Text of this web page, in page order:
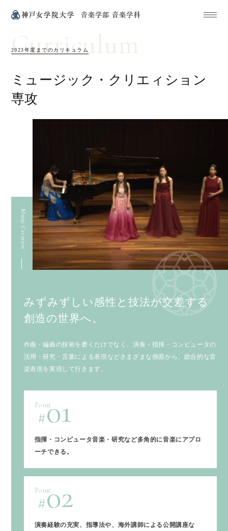
Curriculum
2023年度までのカリキュラム
ミュージック・ クリエィション
専攻
Music Creation
みずみずしい感性と技法が交差する
創造の世界へ。
作曲・編曲の技術を磨くだけでなく、演奏・指揮・コンピュータの
活用・研究・言葉による表現などさまざまな側面から、総合的な音
楽表現を実現して行きます。
Point01
指揮・コンピュータ音楽・研究など多角的に音楽にアプロ
ーチできる。
Point02
演奏経験の充実、指導法や、海外講師による公開講座な